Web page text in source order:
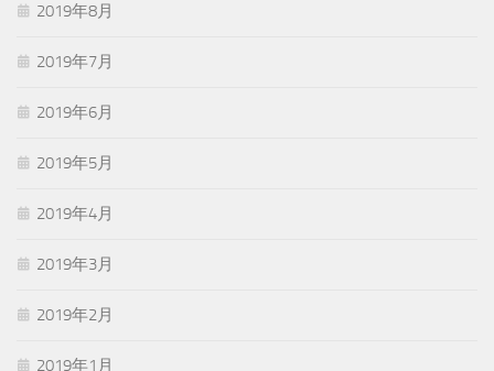
2019年8月
2019年7月
2019年6月
2019年5月
2019年4月
2019年3月
2019年2月
2019年1月